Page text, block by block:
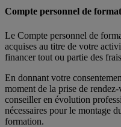
Compte personnel de
Le Compte personnel de
acquises au titre de votre
financer tout ou partie des
En donnant votre
moment de la prise de
conseiller en évolution
nécessaires pour le montage
formation.